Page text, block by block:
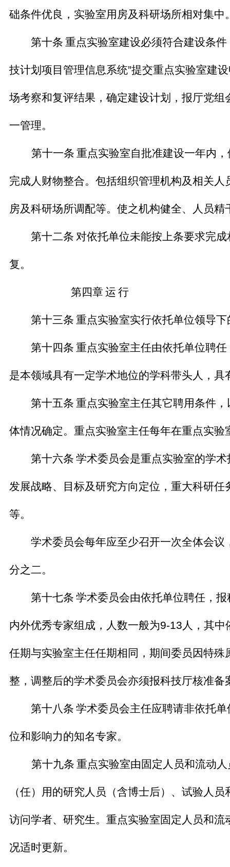
础条件优良，实验室用房及科研场所相对集中
第十条 重点实验室建设必须符合建设条
技计划项目管理信息系统”提交重点实验室建
场考察和复评结果，确定建设计划，报厅党
一管理。
第十一条 重点实验室自批准建设一年内
完成人财物整合。包括组织管理机构及相关
房及科研场所调配等。使之机构健全、人员
第十二条 对依托单位未能按上条要求完
复。
第四章运 行
第十三条 重点实验室实行依托单位领导
第十四条 重点实验室主任由依托单位聘
是本领域具有一定学术地位的学科带头人，
第十五条 重点实验室主任其它聘用条件
体情况确定。重点实验室主任每年在重点实
第十六条 学术委员会是重点实验室的学
发展战略、目标及研究方向定位，重大科研
等。
学术委员会每年应至少召开一次全体会议
分之二。
第十七条 学术委员会由依托单位聘任，
内外优秀专家组成，人数一般为9-13人，其中
任期与实验室主任任期相同，期间委员因特
整，调整后的学术委员会亦须报科技厅核准备
第十八条 学术委员会主任应聘请非依托
位和影响力的知名专家。
第十九条 重点实验室由固定人员和流动
（任）用的研究人员（含博士后）、试验人
访问学者、研究生。重点实验室固定人员和
况适时更新。